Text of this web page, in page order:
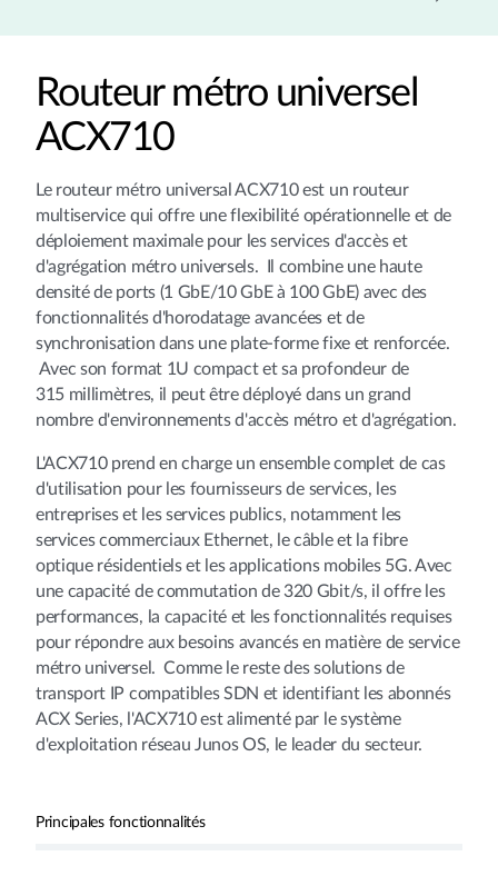
Routeur métro universel
ACX710
Le routeur métro universal ACX710 est un routeur
multiservice qui offre une flexibilité opérationnelle et de
déploiement maximale pour les services d'accès et
d'agrégation métro universels. Il combine une haute
densité de ports (1 GbE/10 GbE à 100 GbE) avec des
fonctionnalités d'horodatage avancées et de
synchronisation dans une plate-forme fixe et renforcée.
Avec son format 1U compact et sa profondeur de
315 millimètres, il peut être déployé dans un grand
nombre d'environnements d'accès métro et d'agrégation.
L'ACX710 prend en charge un ensemble complet de cas
d'utilisation pour les fournisseurs de services, les
entreprises et les services publics, notamment les
services commerciaux Ethernet, le câble et la fibre
optique résidentiels et les applications mobiles 5G. Avec
une capacité de commutation de 320 Gbit/s, il offre les
performances, la capacité et les fonctionnalités requises
pour répondre aux besoins avancés en matière de service
métro universel. Comme le reste des solutions de
transport IP compatibles SDN et identifiant les abonnés
ACX Series, l'ACX710 est alimenté par le système
d'exploitation réseau Junos OS, le leader du secteur.
Principales fonctionnalités